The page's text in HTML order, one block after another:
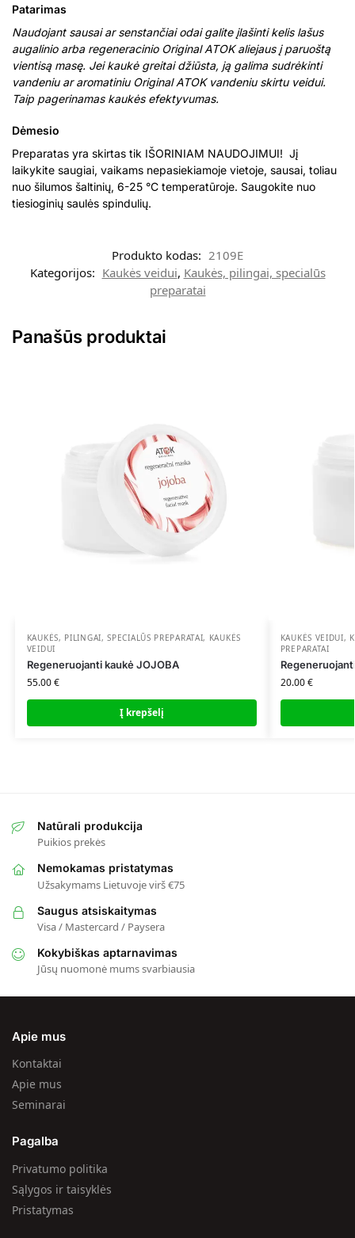
Patarimas
Naudojant sausai ar senstančiai odai galite įlašinti kelis lašus
augalinio arba regeneracinio Original ATOK aliejaus į paruoštą
vientisą masę. Jei kaukė greitai džiūsta, ją galima sudrėkinti
vandeniu ar aromatiniu Original ATOK vandeniu skirtu veidui.
Taip pagerinamas kaukės efektyvumas.
Dėmesio
Preparatas yra skirtas tik IŠORINIAM NAUDOJIMUI! Jį
laikykite saugiai, vaikams nepasiekiamoje vietoje, sausai, toliau
nuo šilumos šaltinių, 6-25 °C temperatūroje. Saugokite nuo
tiesioginių saulės spindulių.
Produkto kodas: 2109E
Kategorijos: Kaukės veidui, Kaukės, pilingai, specialūs
preparatai
Panašūs produktai
KAUKĖS, PILINGAI, SPECIALŪS PREPARATAI, KAUKĖS
VEIDUI
Regeneruojanti kaukė JOJOBA
55.00€
Į krepšelį
KAUKĖS VEIDUI,
PREPARATAI
20.00€
Natūrali produkcija
Puikios prekės
Nemokamas pristatymas
Užsakymams Lietuvoje virš €75
Saugus atsiskaitymas
Visa / Mastercard / Paysera
Kokybiškas aptarnavimas
Jūsų nuomonė mums svarbiausia
Apie mus
Kontaktai
Apie mus
Seminarai
Pagalba
Privatumo politika
Sąlygos ir taisyklės
Pristatymas